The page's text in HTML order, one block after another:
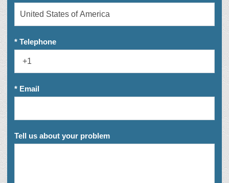
* Telephone
* Email
Tell us about your problem